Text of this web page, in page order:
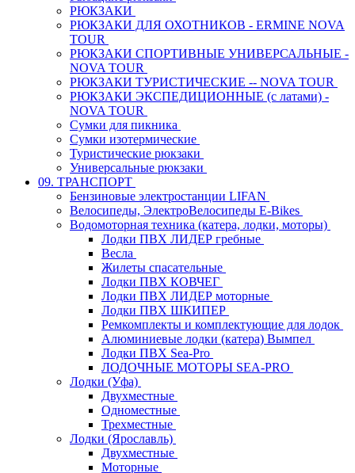
РЮКЗАКИ
РЮКЗАКИ ДЛЯ ОХОТНИКОВ - ERMINE NOVA
TOUR
РЮКЗАКИ СПОРТИВНЫЕ УНИВЕРСАЛЬНЫЕ -
NOVA TOUR
РЮКЗАКИ ТУРИСТИЧЕСКИЕ -- NOVA TOUR
РЮКЗАКИ ЭКСПЕДИЦИОННЫЕ (с латами) -
NOVA TOUR
Сумки для пикника
Сумки изотермические
Туристические рюкзаки
Универсальные рюкзаки
09. ТРАНСПОРТ
Бензиновые электростанции LIFAN
Велосипеды, ЭлектроВелосипеды E-Bikes
Водомоторная техника (катера, лодки, моторы)
Лодки ПВХ ЛИДЕР гребные
Весла
Жилеты спасательные
Лодки ПВХ КОВЧЕГ
Лодки ПВХ ЛИДЕР моторные
Лодки ПВХ ШКИПЕР
Ремкомплекты и комплектующие для лодок
Алюминиевые лодки (катера) Вымпел
Лодки ПВХ Sea-Pro
ЛОДОЧНЫЕ МОТОРЫ SEA-PRO
Лодки (Уфа)
Двухместные
Одноместные
Трехместные
Лодки (Ярославль)
Двухместные
Моторные